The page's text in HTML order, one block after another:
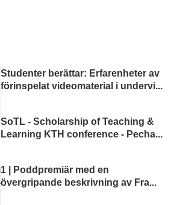
Studenter berättar: Erfarenheter av
förinspelat videomaterial i undervi...
SoTL - Scholarship of Teaching &
Learning KTH conference - Pecha...
1 | Poddpremiär med en
övergripande beskrivning av Fra...